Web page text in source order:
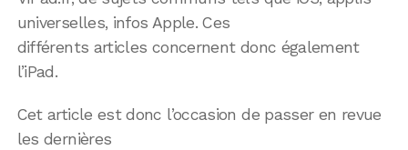
universelles, infos Apple. Ces
différents articles concernent donc également
l’iPad.
Cet article est donc l’occasion de passer en revue
les dernières